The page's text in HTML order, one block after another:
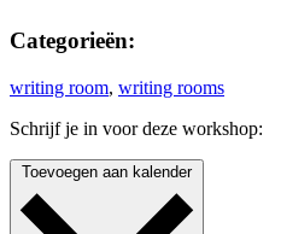
Categorieën:
writing room, writing rooms
Schrijf je in voor deze workshop:
Toevoegen aan kalender